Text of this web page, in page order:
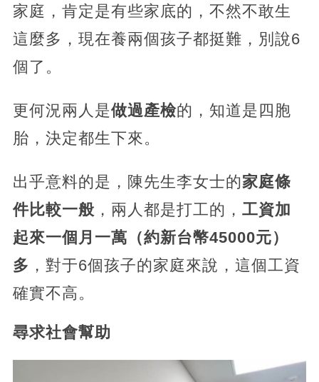
家庭，肯定是有些家底的，不然不敢生
這麼多， 現在養兩個孩子都挺難，別說6
個了。
更何況兩人是做過產檢的，知道是四胞
胎，決定都生下來。
出乎意料的是，陳先生李女士的家庭條
件比較一般 ，兩人都是打工的， 工資加
起來一個月一萬（約新台幣45000元）
多 ，對于6個孩子的家庭來說，這個工資
確實不高。
尋求社會幫助